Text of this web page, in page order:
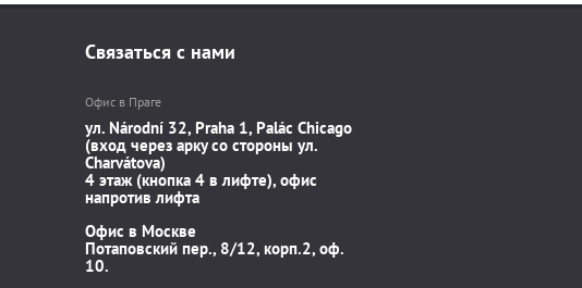
Связаться с нами
Офис в Праге
ул. Národní 32, Praha 1, Palác Chicago
(вход через арку со стороны ул.
Charvátova)
4 этаж (кнопка 4 в лифте), офис
напротив лифта
Офис в Москве
Потаповский пер., 8/12, корп.2, оф.
10.